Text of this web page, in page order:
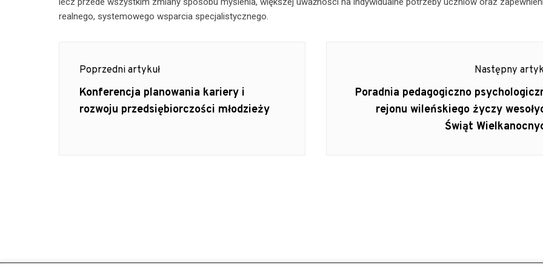
realnego, systemowego wsparcia specjalistycznego.
navigation
Poprzedni artykuł
Previous
post:
Konferencja planowania kariery i
rozwoju przedsiębiorczości młodzieży
Następny
Next
post:
Poradnia pedagogiczno
rejonu wileńskiego życzy
Świąt